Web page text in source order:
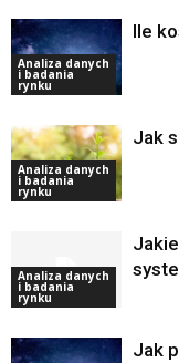
Analiza danych
i badania
rynku
Ile
Analiza danych
i badania
rynku
Jak
Analiza danych
i badania
rynku
Jak